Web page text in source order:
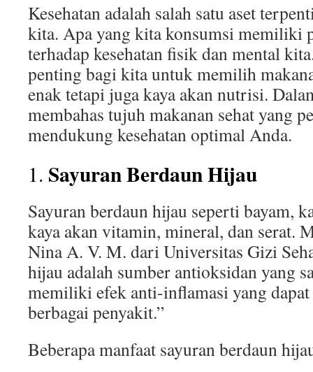
Kesehatan adalah salah satu aset
kita. Apa yang kita konsumsi memiliki
terhadap kesehatan fisik dan mental
penting bagi kita untuk memilih
enak tetapi juga kaya akan nutrisi.
membahas tujuh makanan sehat yang
mendukung kesehatan optimal Anda.
1. Sayuran Berdaun Hijau
Sayuran berdaun hijau seperti bayam,
kaya akan vitamin, mineral, dan serat.
Nina A. V. M. dari Universitas Gizi
hijau adalah sumber antioksidan yang
memiliki efek anti-inflamasi yang
berbagai penyakit.”
Beberapa manfaat sayuran berdaun